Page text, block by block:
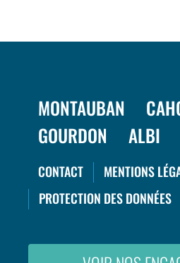
MONTAUBAN
GOURDON
ALBI
CONTACT
MENTIONS
PROTECTION DES DONNÉES